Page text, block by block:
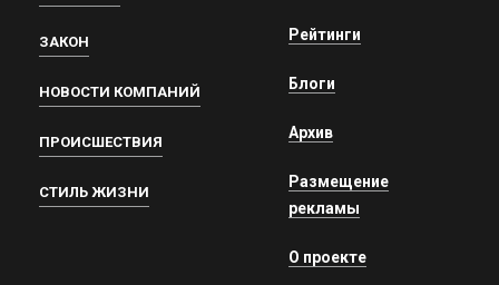
ЗАКОН
НОВОСТИ КОМПАНИЙ
ПРОИСШЕСТВИЯ
СТИЛЬ ЖИЗНИ
Рейтинги
Блоги
Архив
Размещение
рекламы
О проекте